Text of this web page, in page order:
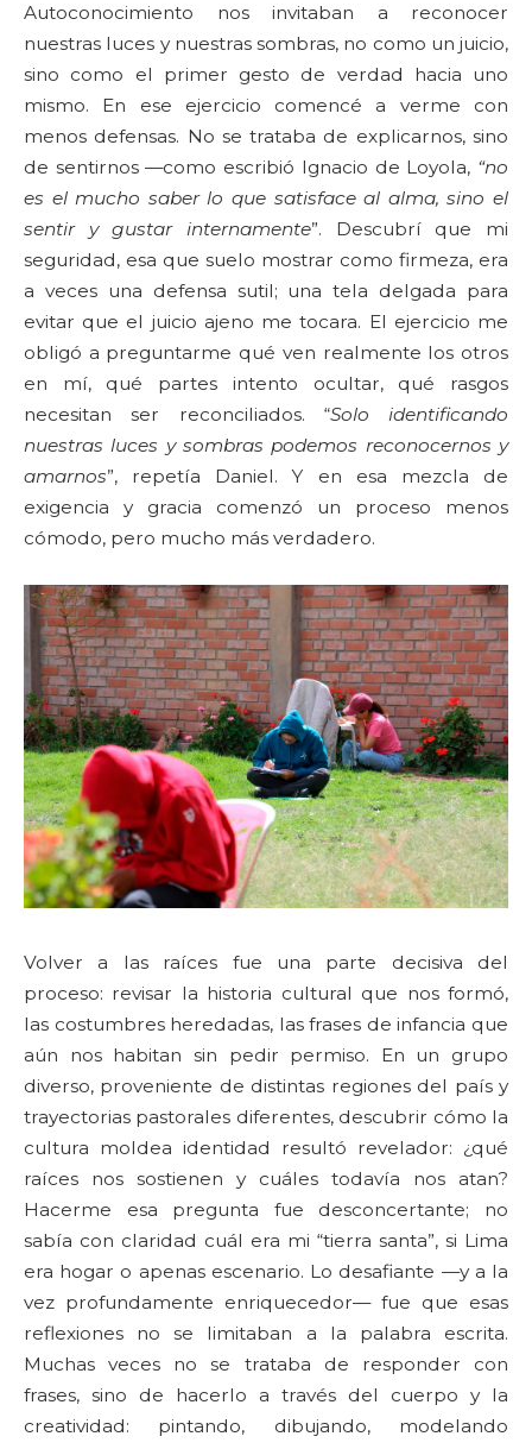
Autoconocimiento nos invitaban a reconocer
nuestras luces y nuestras sombras, no como un juicio,
sino como el primer gesto de verdad hacia uno
mismo. En ese ejercicio comencé a verme con
menos defensas. No se trataba de explicarnos, sino
de sentirnos —como escribió Ignacio de Loyola, “no
es el mucho saber lo que satisface al alma, sino el
sentir y gustar internamente”. Descubrí que mi
seguridad, esa que suelo mostrar como firmeza, era
a veces una defensa sutil; una tela delgada para
evitar que el juicio ajeno me tocara. El ejercicio me
obligó a preguntarme qué ven realmente los otros
en mí, qué partes intento ocultar, qué rasgos
necesitan ser reconciliados. “Solo identificando
nuestras luces y sombras podemos reconocernos y
amarnos”, repetía Daniel. Y en esa mezcla de
exigencia y gracia comenzó un proceso menos
cómodo, pero mucho más verdadero.
Volver a las raíces fue una parte decisiva del
proceso: revisar la historia cultural que nos formó,
las costumbres heredadas, las frases de infancia que
aún nos habitan sin pedir permiso. En un grupo
diverso, proveniente de distintas regiones del país y
trayectorias pastorales diferentes, descubrir cómo la
cultura moldea identidad resultó revelador: ¿qué
raíces nos sostienen y cuáles todavía nos atan?
Hacerme esa pregunta fue desconcertante; no
sabía con claridad cuál era mi “tierra santa”, si Lima
era hogar o apenas escenario. Lo desafiante —y a la
vez profundamente enriquecedor— fue que esas
reflexiones no se limitaban a la palabra escrita.
Muchas veces no se trataba de responder con
frases, sino de hacerlo a través del cuerpo y la
creatividad: pintando, dibujando, modelando